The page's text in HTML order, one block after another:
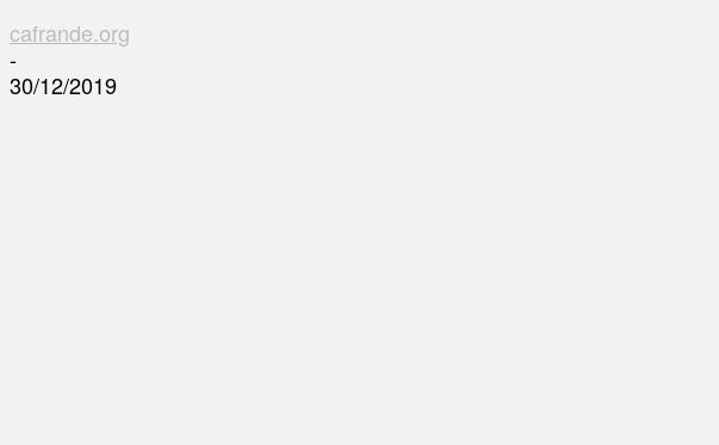
cafrande.org
-
30/12/2019